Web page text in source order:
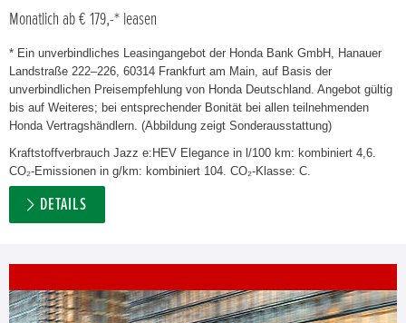
Monatlich ab € 179,-* leasen
* Ein unverbindliches Leasingangebot der Honda Bank GmbH, Hanauer
Landstraße 222–226, 60314 Frankfurt am Main, auf Basis der
unverbindlichen Preisempfehlung von Honda Deutschland. Angebot gültig
bis auf Weiteres; bei entsprechender Bonität bei allen teilnehmenden
Honda Vertragshändlern. (Abbildung zeigt Sonderausstattung)
Kraftstoffverbrauch Jazz e:HEV Elegance in l/100 km: kombiniert 4,6.
CO₂-Emissionen in g/km: kombiniert 104. CO₂-Klasse: C.
DETAILS